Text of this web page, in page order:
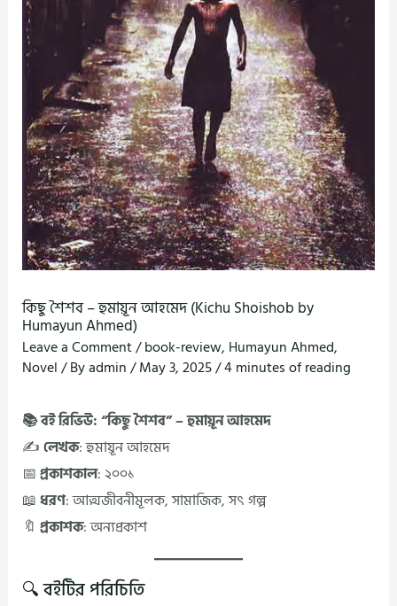
কিছু শৈশব – হুমায়ূন আহমেদ (Kichu Shoishob by
Humayun Ahmed)
Leave a Comment/book-review, Humayun Ahmed,
Novel/ Byadmin/May 3, 2025/4 minutes of reading
📚 বই রিভিউ: “কিছু শৈশব” – হুমায়ূন আহমেদ
✍️লেখক: হুমায়ূন আহমেদ
📅প্রকাশকাল: ২০০১
📖ধরণ: আত্মজীবনীমূলক, সামাজিক, সৎ গল্প
🔖প্রকাশক: অন্যপ্রকাশ
🔍 বইটির পরিচিতি